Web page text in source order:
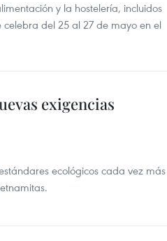
y la hostelería, incluidos
del 25 al 27 de mayo en el
exigencias
ecológicos cada vez más